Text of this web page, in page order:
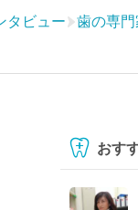
タビュー 歯の専
おす